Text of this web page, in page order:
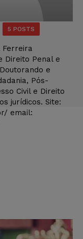
5 POSTS
Ferreira
Direito Penal e
e
Pós-
Civil e Direito
jurídicos. Site:
email: